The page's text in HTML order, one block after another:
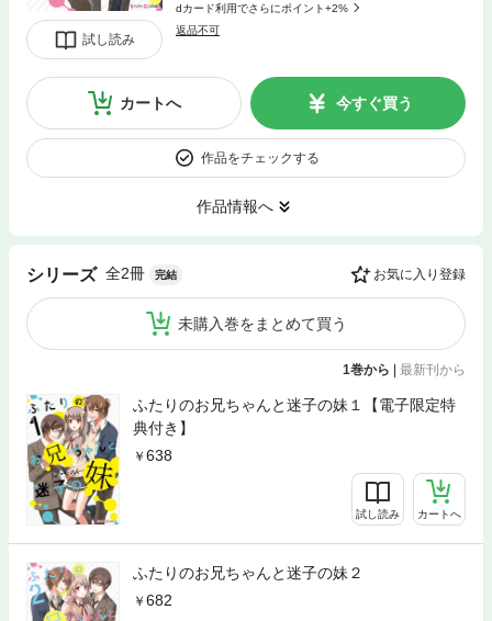
試し読み
dカード利用でさらにポイント+2%
返品不可
カートへ 今すぐ買う
作品をチェックする
作品情報へ
シリーズ 全2冊 完結 お気に入り登録
未購入巻をまとめて買う
1巻から | 最新刊から
ふたりのお兄ちゃんと迷子の妹１【電子限定特
典付き】
638
試し読み カートへ
ふたりのお兄ちゃんと迷子の妹２
682